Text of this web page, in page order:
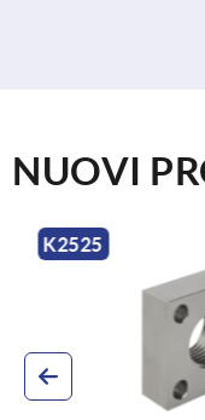
NUOVI
NUOVO